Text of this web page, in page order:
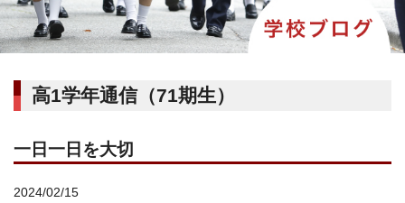
高1学年通信（71期生）
一日一日を大切
2024/02/15